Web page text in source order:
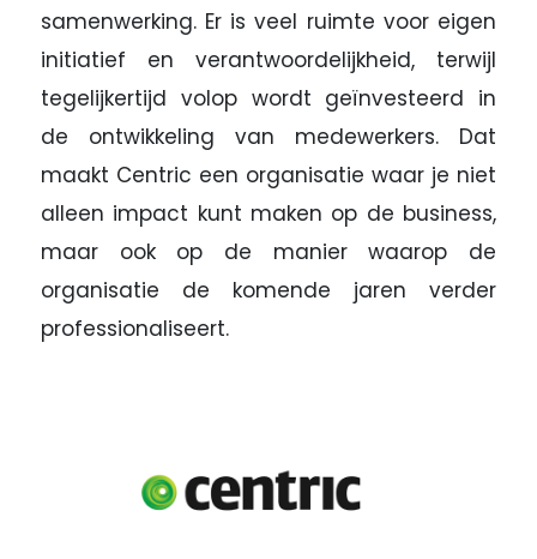
samenwerking. Er is veel ruimte voor eigen
initiatief en verantwoordelijkheid, terwijl
tegelijkertijd volop wordt geïnvesteerd in
de ontwikkeling van medewerkers. Dat
maakt Centric een organisatie waar je niet
alleen impact kunt maken op de business,
maar ook op de manier waarop de
organisatie de komende jaren verder
professionaliseert.